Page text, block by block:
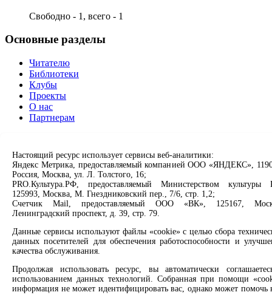
Свободно - 1, всего - 1
Основные разделы
Читателю
Библиотеки
Клубы
Проекты
О нас
Партнерам
Продлить книгу
Спроси библиотекаря
Спроси краеведа
Оцените качество услуг
Направить обращение директору
Соцсети
Вконтакте
Одноклассники
Max
Rutube
Настоящий ресурс использует сервисы веб-аналитики:
Яндекс Метрика, предоставляемый компанией ООО «ЯНДЕКС»,
Россия, Москва, ул. Л. Толстого, 16;
PRO.Культура.РФ, предоставляемый Министерством культуры
125993, Москва, М. Гнездниковский пер., 7/6, стр. 1,2;
Счетчик Mail, предоставляемый ООО «ВК», 125167,
Ленинградский проспект, д. 39, стр. 79.
Данные сервисы используют файлы «cookie» с целью сбора
данных посетителей для обеспечения работоспособности и
качества обслуживания.
Продолжая использовать ресурс, вы автоматически
использованием данных технологий. Собранная при помощи
информация не может идентифицировать вас, однако может помочь